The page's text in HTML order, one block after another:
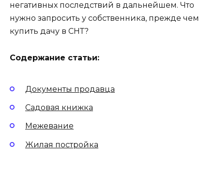
негативных последствий в дальнейшем. Что
нужно запросить у собственника, прежде чем
купить дачу в СНТ?
Содержание статьи:
Документы продавца
Садовая книжка
Межевание
Жилая постройка